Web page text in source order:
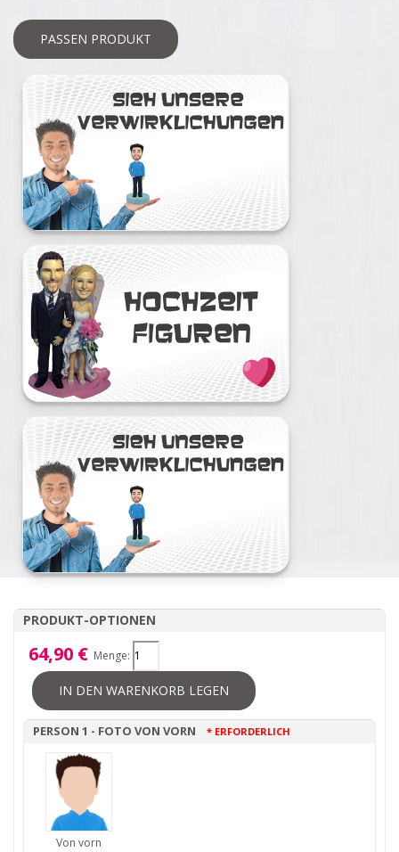
PASSEN PRODUKT
PRODUKT-OPTIONEN
64,90 € Menge:
IN DEN WARENKORB LEGEN
PERSON 1 - FOTO VON VORN * ERFORDERLICH
Von vorn